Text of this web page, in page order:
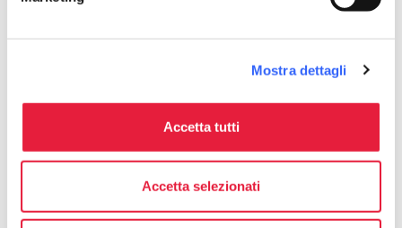
Mostra dettagli
Accetta tutti
Accetta selezionati
Trekking
Animali ammessi (Pet friendly)